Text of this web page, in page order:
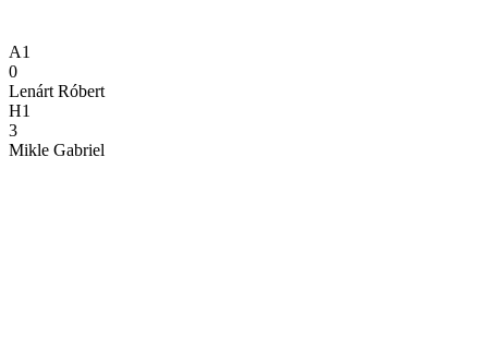
A1
0
Lenárt Róbert
H1
3
Mikle Gabriel